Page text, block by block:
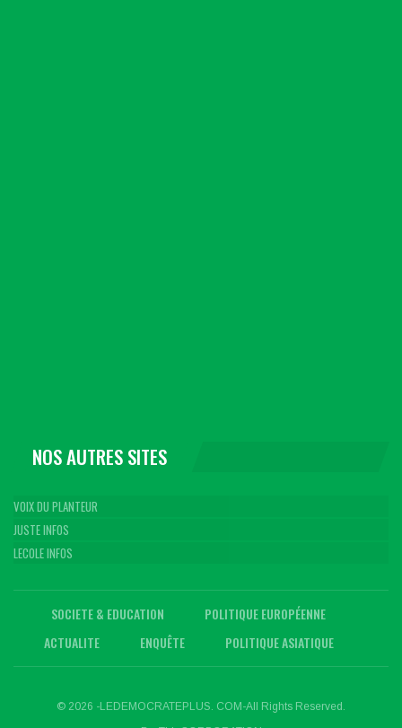
NOS AUTRES SITES
VOIX DU PLANTEUR
JUSTE INFOS
LECOLE INFOS
SOCIETE & EDUCATION
POLITIQUE EUROPÉENNE
ACTUALITE
ENQUÊTE POLITIQUE ASIATIQUE
© 2026 -LEDEMOCRATEPLUS. COM-All Rights Reserved.